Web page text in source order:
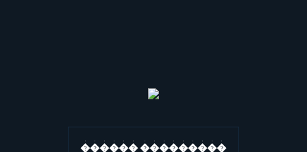
������ ���������